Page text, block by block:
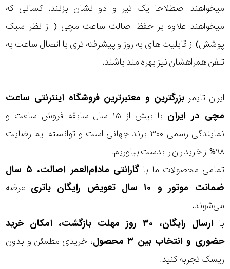
میخواهند اصطلاحا یک تیر و دو نشان بزنند. کسانی که
میخواهند علاوه بر حفظ اصالت ساعت مچی ( از نظر سبک
پوشش) از قابلیت های به روز و پیشرفته تری با اتصال ساعت به
تلفن همراهشان نیز بهره مند باشند.
ایران تایمر بزرگترین و معتبرترین فروشگاه اینترنتی ساعت
مچی در ایران
با بیش از ۱۵ سال سابقه فروش ساعت و
نمایندگی رسمی ۳۰۰ برند جهانی است و توانسته ایم
رضایت
۹۸% از خریداران
را بدست بیاوریم.
تمامی محصولات ما با
گارانتی مادام‌العمر اصالت، ۵ سال
ضمانت موتور و ۱۰ سال تعویض رایگان باتری
عرضه
می‌شوند.
با
ارسال رایگان، ۳۰ روز مهلت بازگشت، امکان خرید
حضوری و انتخاب بین ۳ محصول
، خریدی مطمئن و بدون
ریسک تجربه کنید.
مقاوم
در
برابر
شکل
قاب
رنگ
بکار